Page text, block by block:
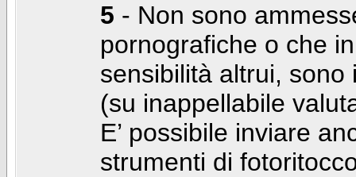
5 - Non sono
pornografiche o che
sensibilità altrui,
(su inappellabile
E’ possibile inviare
strumenti di